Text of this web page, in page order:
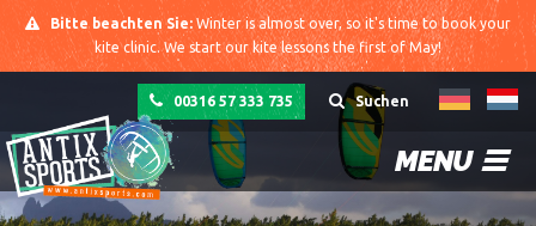
Bitte beachten Sie: Winter is almost over, so it's time to book your
kite clinic. We start our kite lessons the first of May!
Suchen
00316 57 333 735
MENU